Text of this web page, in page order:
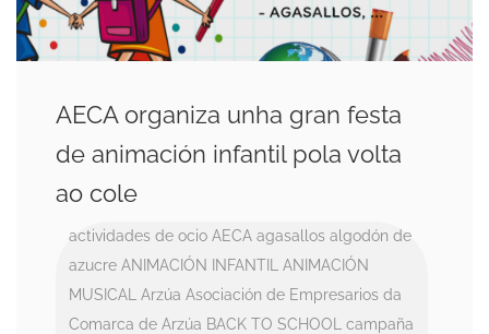
AECA organiza unha gran festa
de animación infantil pola volta
ao cole
actividades de ocio AECA agasallos algodón de
azucre ANIMACIÓN INFANTIL
ANIMACIÓN
MUSICAL
Arzúa Asociación de Empresarios da
Comarca de Arzúa BACK TO SCHOOL
campaña